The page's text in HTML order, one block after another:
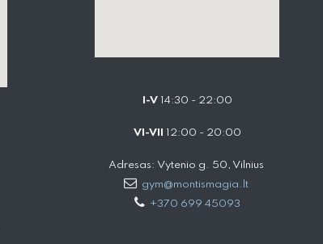
I-V14:30 - 22:00
VI-VII 12:00 - 20:00
Adresas: Vytenio g. 50, Vilnius
gym@montismagia.lt
+370 699 45093